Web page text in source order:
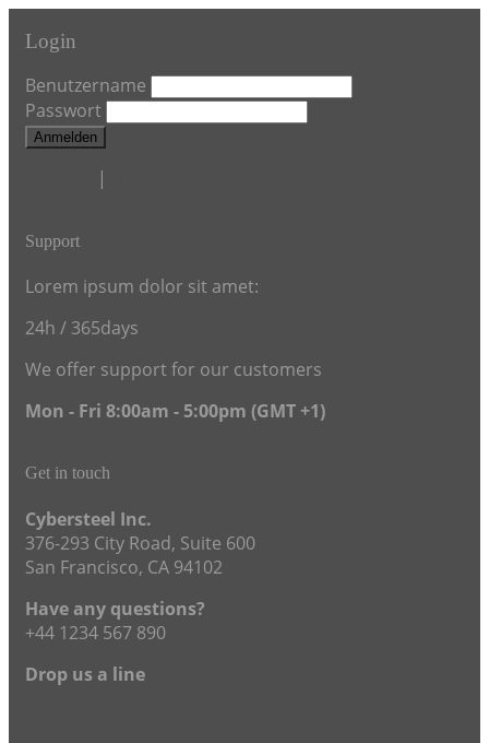
Login
Benutzername
Passwort
Anmelden
|
Support
Lorem ipsum dolor sit amet:
24h / 365days
We offer support for our customers
Mon - Fri 8:00am - 5:00pm (GMT +1)
Get in touch
Cybersteel Inc.
376-293 City Road, Suite 600
San Francisco, CA 94102
Have any questions?
+44 1234 567 890
Drop us a line